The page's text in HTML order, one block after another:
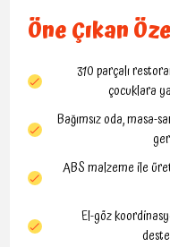
Öne Çıkan
310 parçalı
çocuklara
Bağımsız oda, masa-
ABS malzeme ile
El-göz